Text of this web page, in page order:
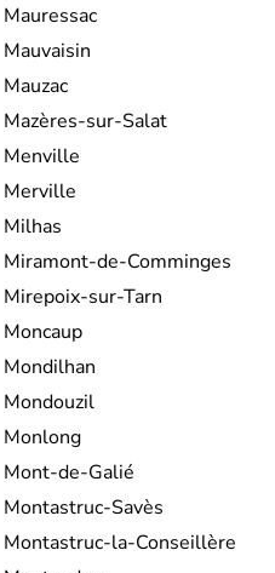
Mauressac
Mauvaisin
Mauzac
Mazères-sur-Salat
Menville
Merville
Milhas
Miramont-de-Comminges
Mirepoix-sur-Tarn
Moncaup
Mondilhan
Mondouzil
Monlong
Mont-de-Galié
Montastruc-Savès
Montastruc-la-Conseillère